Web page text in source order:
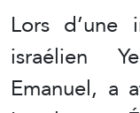
Lors d’une
israélien
Emanuel, a